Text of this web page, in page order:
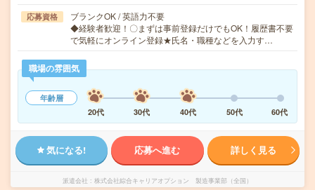
応募資格
ブランクOK / 英語力不要
◆経験者歓迎！〇まずは事前登録だけでもOK！履歴書不要
で気軽にオンライン登録★氏名・職種などを入力す…
職場の雰囲気
年齢層
20代
30代 40代 50代 60代
気になる! 応募へ進む 詳しく見る
派遣会社 株式会社綜合キャリアオプション 製造事業部（全国）